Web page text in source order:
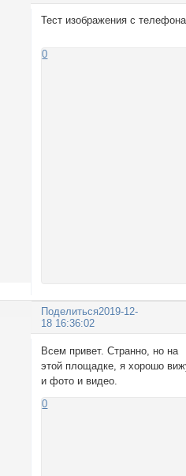
Тест изображения с
0
Поделиться2019-12-
18 16:36:02
Всем привет. Странно, но на
этой площадке, я хорошо
и фото и видео.
0